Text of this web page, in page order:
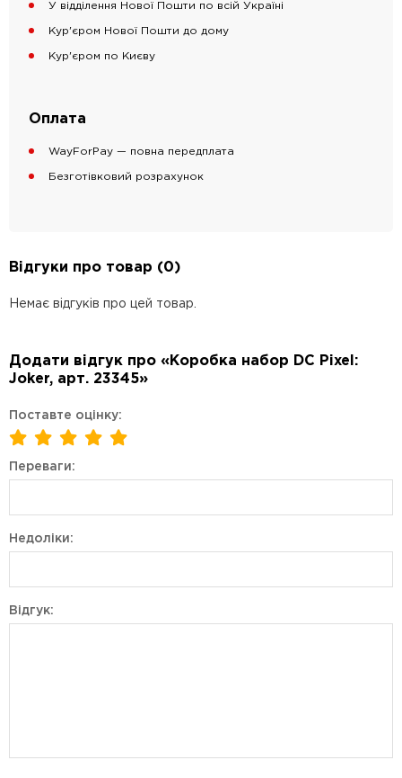
У відділення Нової Пошти по всій Україні
Кур'єром Нової Пошти до дому
Кур'єром по Києву
Оплата
WayForPay — повна передплата
Безготівковий розрахунок
Відгуки про товар (0)
Немає відгуків про цей товар.
Додати відгук про «Коробка набор DC Pixel:
Joker, арт. 23345»
Поставте оцінку:
Переваги:
Недоліки:
Відгук: